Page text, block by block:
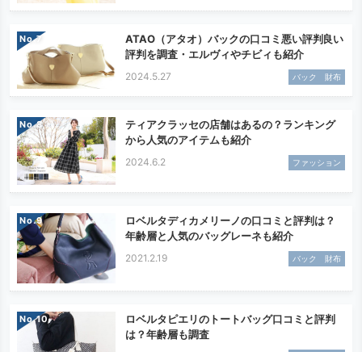
No.
ATAO（アタオ）バックの口コミ悪い評判良い
評判を調査・エルヴィやチビィも紹介
2024.5.27 バック 財布
No.
ティアクラッセの店舗はあるの？ランキング
から人気のアイテムも紹介
2024.6.2 ファッション
No.
ロベルタディカメリーノの口コミと評判は？
年齢層と人気のバッグレーネも紹介
2021.2.19 バック 財布
No.
ロベルタピエリのトートバッグ口コミと評判
は？年齢層も調査